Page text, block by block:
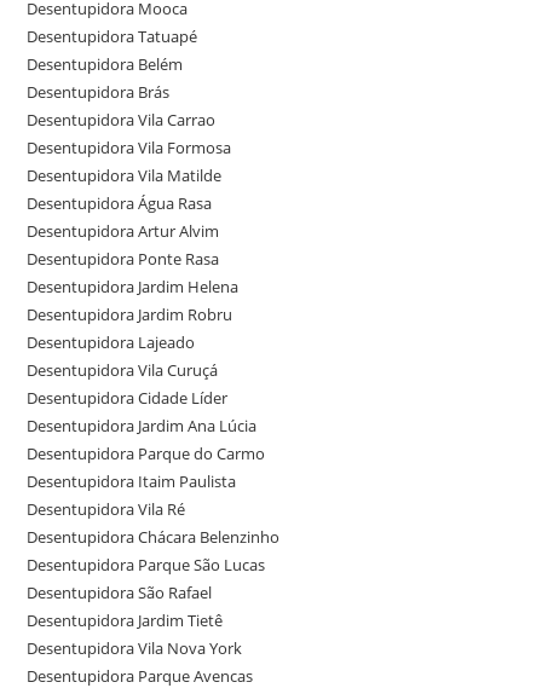
Desentupidora Mooca
Desentupidora Tatuapé
Desentupidora Belém
Desentupidora Brás
Desentupidora Vila Carrao
Desentupidora Vila Formosa
Desentupidora Vila Matilde
Desentupidora Água Rasa
Desentupidora Artur Alvim
Desentupidora Ponte Rasa
Desentupidora Jardim Helena
Desentupidora Jardim Robru
Desentupidora Lajeado
Desentupidora Vila Curuçá
Desentupidora Cidade Líder
Desentupidora Jardim Ana Lúcia
Desentupidora Parque do Carmo
Desentupidora Itaim Paulista
Desentupidora Vila Ré
Desentupidora Chácara Belenzinho
Desentupidora Parque São Lucas
Desentupidora São Rafael
Desentupidora Jardim Tietê
Desentupidora Vila Nova York
Desentupidora Parque Avencas